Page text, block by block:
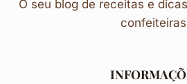
O seu blog de receitas e